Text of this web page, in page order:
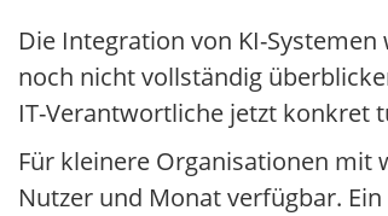
Die Integration von KI-
noch nicht vollständig
IT-Verantwortliche jetzt konkret
Für kleinere Organisationen mit
Nutzer und Monat verfügbar.